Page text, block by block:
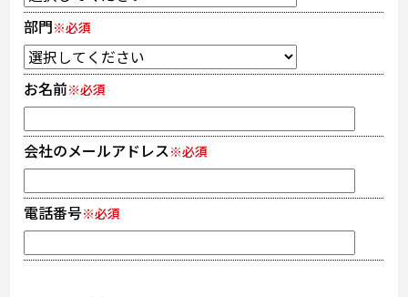
部門※必須
お名前※必須
会社のメールアドレス※必須
電話番号※必須